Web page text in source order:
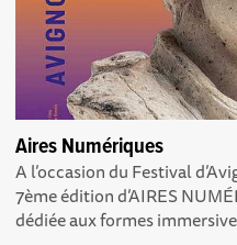
Aires Numériques
A l’occasion du Festival
7ème édition d’AIRES
dédiée aux formes